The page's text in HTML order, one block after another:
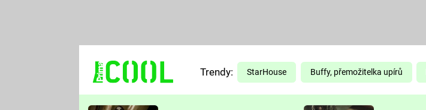
TŘESKU
PREDÁTOR
DELIVERANCE
Trendy: StarHouse Buffy, přemožitelka upírů